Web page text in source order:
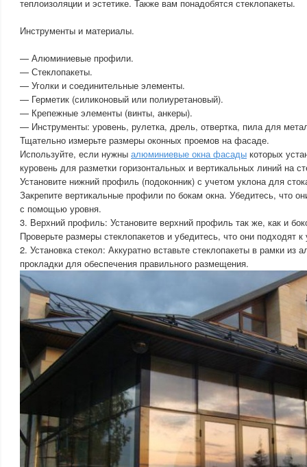
теплоизоляции и эстетике. Также вам понадобятся стеклопакеты.
Инструменты и материалы.
— Алюминиевые профили.
— Стеклопакеты.
— Уголки и соединительные элементы.
— Герметик (силиконовый или полиуретановый).
— Крепежные элементы (винты, анкеры).
— Инструменты: уровень, рулетка, дрель, отвертка, пила для
Тщательно измерьте размеры оконных проемов на фасаде.
Используйте, если нужны алюминиевые окна фасады которых
куровень для разметки горизонтальных и вертикальных линий на
Установите нижний профиль (подоконник) с учетом уклона для
Закрепите вертикальные профили по бокам окна. Убедитесь, что
с помощью уровня.
3. Верхний профиль: Установите верхний профиль так же, как и
Проверьте размеры стеклопакетов и убедитесь, что они подходят
2. Установка стекол: Аккуратно вставьте стеклопакеты в рамки из
прокладки для обеспечения правильного размещения.